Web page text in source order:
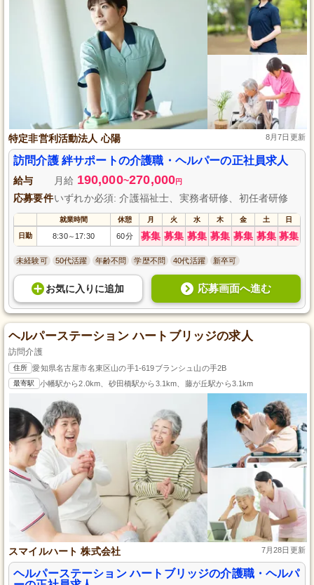
特定非営利活動法人 心陽 8月7日更新
訪問介護 絆サポートの介護職・ヘルパーの正社員求人
給与 月給 190,000~270,000円
応募要件いずれか必須: 介護福祉士、実務者研修、初任者研修
就業時間 休憩 月 火 水 木 金 土 日
日勤 8:30～ 17:30 60分 募集 募集 募集 募集 募集 募集 募集
未経験可 50代活躍 年齢不問 学歴不問 40代活躍 新卒可
お気に入り に追加 応募画面へ進む
ヘルパーステーション ハートブリッジの求人
訪問介護
住所 愛知県名古屋市名東区山の手1-619ブランシュ山の手2B
最寄駅 小幡駅から2.0km、砂田橋駅から3.1km、藤が丘駅から3.1km
スマイルハート 株式会社 7月28日更新
ヘルパーステーション ハートブリッジの介護職・ヘルパ